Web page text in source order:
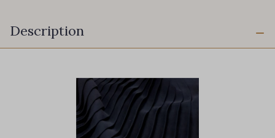
Description